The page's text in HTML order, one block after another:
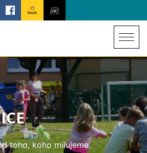
toho, koho milujeme.